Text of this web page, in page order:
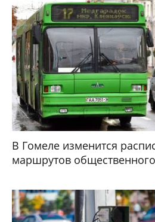
В Гомеле изменится
маршрутов